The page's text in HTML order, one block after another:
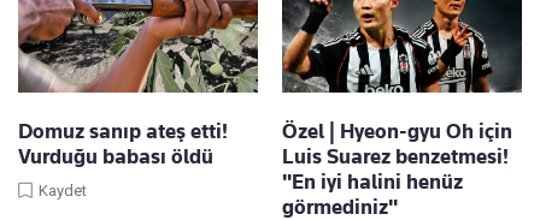
Domuz sanıp ateş etti!
Vurduğu babası öldü
Kaydet
Özel | Hyeon-gyu Oh için
Luis Suarez benzetmesi!
"En iyi halini henüz
görmediniz"